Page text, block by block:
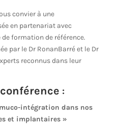
convier à une
en partenariat avec
formation de référence.
par le Dr RonanBarré et le Dr
reconnus dans leur
:
intégration dans nos
et implantaires »